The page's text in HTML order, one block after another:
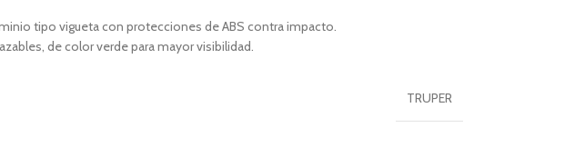
tipo vigueta con protecciones de ABS contra impacto.
de color verde para mayor visibilidad.
TRUPER